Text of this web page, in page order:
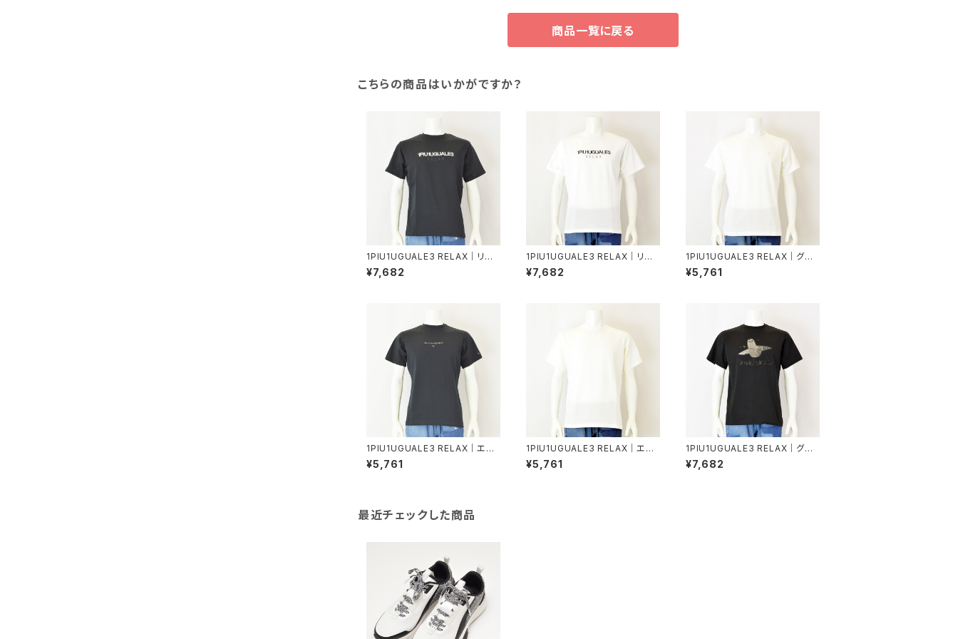
商品一覧に戻る
こちらの商品はいかがですか？
1PIU1UGUALE3 RELAX｜リバ
ースロゴ半袖Tシャツ｜ウノピゥウ
ノウグァーレトレ リラックス メンズ
¥7,682
1PIU1UGUALE3 RELAX｜リバ
ースロゴ半袖Tシャツ｜ウノピゥウ
ノウグァーレトレ リラックス メンズ
¥7,682
1PIU1UGUALE3 RELAX｜グロ
ッシー刺繍ネックロゴ半袖Tシャ
ツ｜ウノピゥウノウグァーレトレ リ
¥5,761
1PIU1UGUALE3 RELAX｜エン
ボスロゴ半袖Tシャツ｜ウノピゥウ
ノウグァーレトレ リラックス メンズ
¥5,761
1PIU1UGUALE3 RELAX｜エン
ボスロゴ半袖Tシャツ｜ウノピゥウ
ノウグァーレトレ リラックス メンズ
¥5,761
1PIU1UGUALE3 RELAX｜グラ
デーションラインストーン半袖Tシ
ャツ｜ウノピゥウノウグァーレトレ
¥7,682
最近チェックした商品